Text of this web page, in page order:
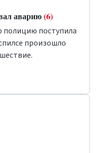
аварию(6)
полицию поступила
произошло